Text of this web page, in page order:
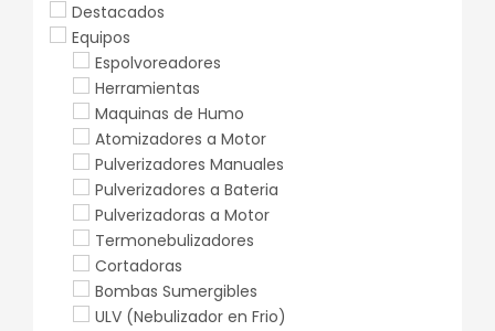
Destacados
Equipos
Espolvoreadores
Herramientas
Maquinas de Humo
Atomizadores a Motor
Pulverizadores Manuales
Pulverizadores a Bateria
Pulverizadoras a Motor
Termonebulizadores
Cortadoras
Bombas Sumergibles
ULV (Nebulizador en Frio)